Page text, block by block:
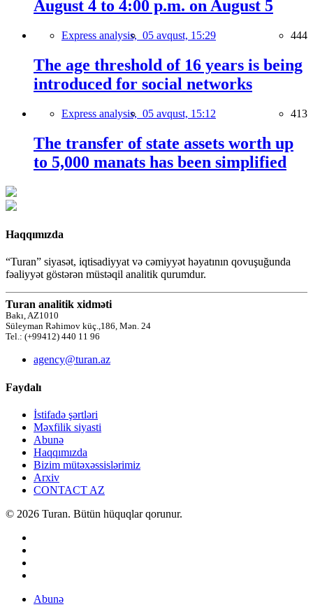
August 4 to 4:00 p.m. on August 5
Express analysis, 05 avqust, 15:29 444
The age threshold of 16 years is being
introduced for social networks
Express analysis, 05 avqust, 15:12 413
The transfer of state assets worth up
to 5,000 manats has been simplified
Haqqımızda
“Turan” siyasət, iqtisadiyyat və cəmiyyət həyatının qovuşuğunda
fəaliyyət göstərən müstəqil analitik qurumdur.
Turan analitik xidməti
Bakı, AZ1010
Süleyman Rəhimov küç.,186, Mən. 24
Tel.: (+99412) 440 11 96
agency@turan.az
Faydalı
İstifadə şərtləri
Məxfilik siyasti
Abunə
Haqqımızda
Bizim mütəxəssislərimiz
Arxiv
CONTACT AZ
© 2026 Turan. Bütün hüquqlar qorunur.
Abunə